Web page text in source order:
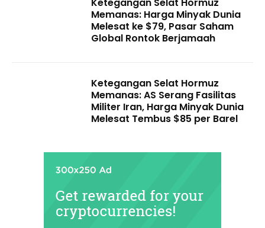
Ketegangan Selat Hormuz
Memanas: Harga Minyak Dunia
Melesat ke $79, Pasar Saham
Global Rontok Berjamaah
Ketegangan Selat Hormuz
Memanas: AS Serang Fasilitas
Militer Iran, Harga Minyak Dunia
Melesat Tembus $85 per Barel